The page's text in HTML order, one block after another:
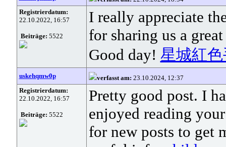
Registrierdatum:
22.10.2022, 16:57
Beiträge: 5522
I really appreciate
for sharing us a
Good day! 星城紅
uskehqmw0p verfasst am: 23.10.2024, 12:37
Registrierdatum:
22.10.2022, 16:57
Beiträge: 5522
Pretty good post. I
enjoyed reading
for new posts to get